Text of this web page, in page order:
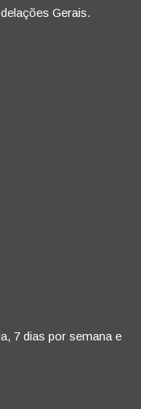
Gerais.
7 dias por semana e